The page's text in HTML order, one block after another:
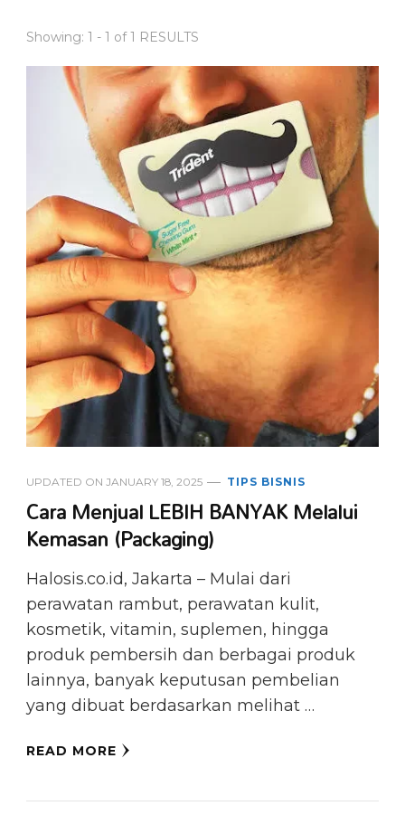
Showing: 1 - 1 of 1 RESULTS
UPDATED ON JANUARY 18, 2025 TIPS BISNIS
Cara Menjual LEBIH BANYAK Melalui
Kemasan (Packaging)
Halosis.co.id, Jakarta – Mulai dari
perawatan rambut, perawatan kulit,
kosmetik, vitamin, suplemen, hingga
produk pembersih dan berbagai produk
lainnya, banyak keputusan pembelian
yang dibuat berdasarkan melihat …
READ MORE